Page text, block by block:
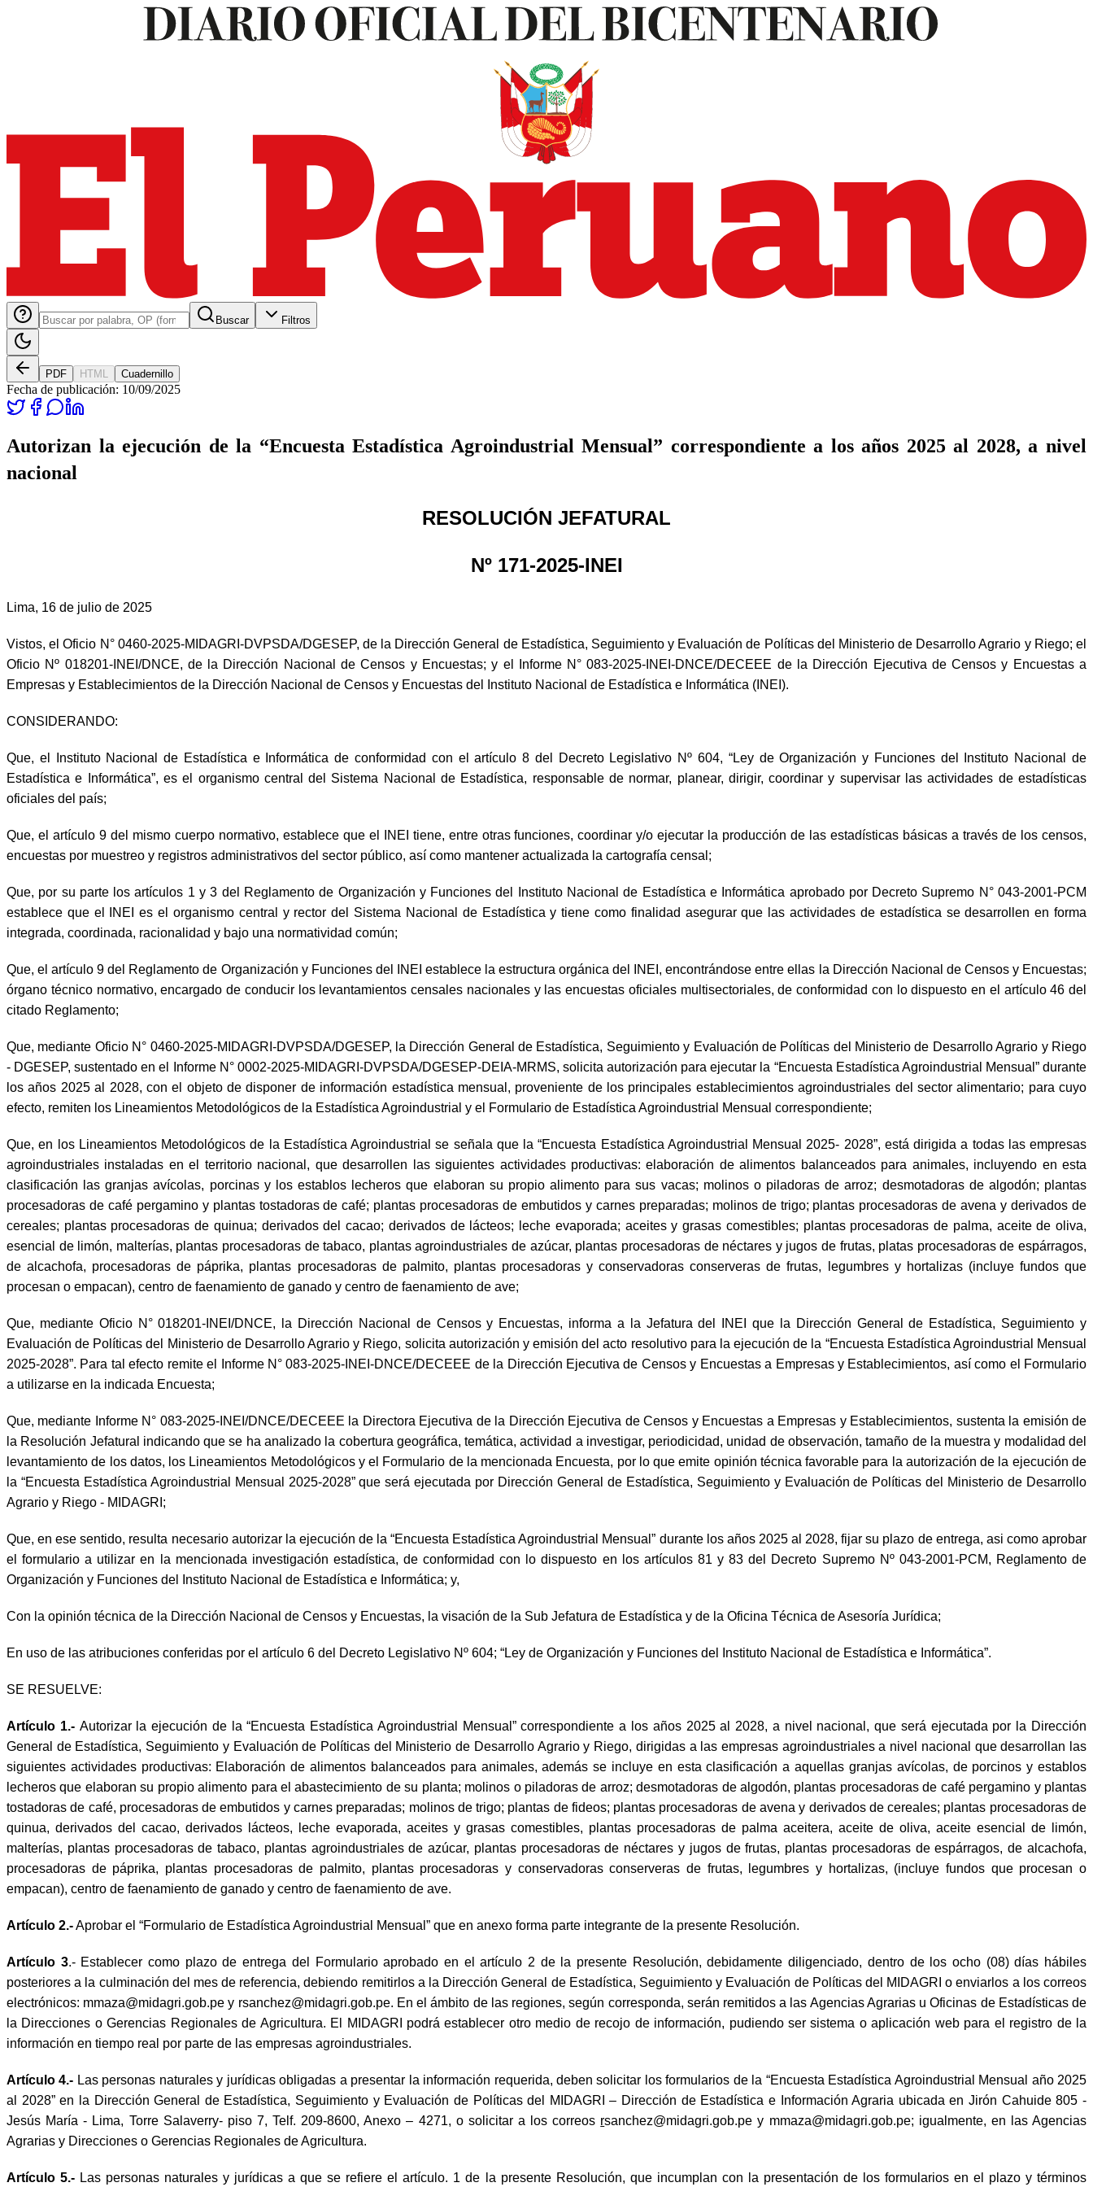
Buscar Filtros
PDF HTML Cuadernillo
Fecha de publicación: 10/09/2025
Autorizan la ejecución de la “Encuesta Estadística Agroindustrial Mensual” correspondiente a los años 2025 al 2028, a nivel
nacional
RESOLUCIÓN JEFATURAL
Nº 171-2025-INEI
Lima, 16 de julio de 2025
Vistos, el Oficio N° 0460-2025-MIDAGRI-DVPSDA/DGESEP, de la Dirección General de Estadística, Seguimiento y Evaluación de Políticas del Ministerio de Desarrollo Agrario y Riego; el
Oficio Nº 018201-INEI/DNCE, de la Dirección Nacional de Censos y Encuestas; y el Informe N° 083-2025-INEI-DNCE/DECEEE de la Dirección Ejecutiva de Censos y Encuestas a
Empresas y Establecimientos de la Dirección Nacional de Censos y Encuestas del Instituto Nacional de Estadística e Informática (INEI).
CONSIDERANDO:
Que, el Instituto Nacional de Estadística e Informática de conformidad con el artículo 8 del Decreto Legislativo Nº 604, “Ley de Organización y Funciones del Instituto Nacional de
Estadística e Informática”, es el organismo central del Sistema Nacional de Estadística, responsable de normar, planear, dirigir, coordinar y supervisar las actividades de estadísticas
oficiales del país;
Que, el artículo 9 del mismo cuerpo normativo, establece que el INEI tiene, entre otras funciones, coordinar y/o ejecutar la producción de las estadísticas básicas a través de los censos,
encuestas por muestreo y registros administrativos del sector público, así como mantener actualizada la cartografía censal;
Que, por su parte los artículos 1 y 3 del Reglamento de Organización y Funciones del Instituto Nacional de Estadística e Informática aprobado por Decreto Supremo N° 043-2001-PCM
establece que el INEI es el organismo central y rector del Sistema Nacional de Estadística y tiene como finalidad asegurar que las actividades de estadística se desarrollen en forma
integrada, coordinada, racionalidad y bajo una normatividad común;
Que, el artículo 9 del Reglamento de Organización y Funciones del INEI establece la estructura orgánica del INEI, encontrándose entre ellas la Dirección Nacional de Censos y Encuestas;
órgano técnico normativo, encargado de conducir los levantamientos censales nacionales y las encuestas oficiales multisectoriales, de conformidad con lo dispuesto en el artículo 46 del
citado Reglamento;
Que, mediante Oficio N° 0460-2025-MIDAGRI-DVPSDA/DGESEP, la Dirección General de Estadística, Seguimiento y Evaluación de Políticas del Ministerio de Desarrollo Agrario y Riego
- DGESEP, sustentado en el Informe N° 0002-2025-MIDAGRI-DVPSDA/DGESEP-DEIA-MRMS, solicita autorización para ejecutar la “Encuesta Estadística Agroindustrial Mensual” durante
los años 2025 al 2028, con el objeto de disponer de información estadística mensual, proveniente de los principales establecimientos agroindustriales del sector alimentario; para cuyo
efecto, remiten los Lineamientos Metodológicos de la Estadística Agroindustrial y el Formulario de Estadística Agroindustrial Mensual correspondiente;
Que, en los Lineamientos Metodológicos de la Estadística Agroindustrial se señala que la “Encuesta Estadística Agroindustrial Mensual 2025- 2028”, está dirigida a todas las empresas
agroindustriales instaladas en el territorio nacional, que desarrollen las siguientes actividades productivas: elaboración de alimentos balanceados para animales, incluyendo en esta
clasificación las granjas avícolas, porcinas y los establos lecheros que elaboran su propio alimento para sus vacas; molinos o piladoras de arroz; desmotadoras de algodón; plantas
procesadoras de café pergamino y plantas tostadoras de café; plantas procesadoras de embutidos y carnes preparadas; molinos de trigo; plantas procesadoras de avena y derivados de
cereales; plantas procesadoras de quinua; derivados del cacao; derivados de lácteos; leche evaporada; aceites y grasas comestibles; plantas procesadoras de palma, aceite de oliva,
esencial de limón, malterías, plantas procesadoras de tabaco, plantas agroindustriales de azúcar, plantas procesadoras de néctares y jugos de frutas, platas procesadoras de espárragos,
de alcachofa, procesadoras de páprika, plantas procesadoras de palmito, plantas procesadoras y conservadoras conserveras de frutas, legumbres y hortalizas (incluye fundos que
procesan o empacan), centro de faenamiento de ganado y centro de faenamiento de ave;
Que, mediante Oficio N° 018201-INEI/DNCE, la Dirección Nacional de Censos y Encuestas, informa a la Jefatura del INEI que la Dirección General de Estadística, Seguimiento y
Evaluación de Políticas del Ministerio de Desarrollo Agrario y Riego, solicita autorización y emisión del acto resolutivo para la ejecución de la “Encuesta Estadística Agroindustrial Mensual
2025-2028”. Para tal efecto remite el Informe N° 083-2025-INEI-DNCE/DECEEE de la Dirección Ejecutiva de Censos y Encuestas a Empresas y Establecimientos, así como el Formulario
a utilizarse en la indicada Encuesta;
Que, mediante Informe N° 083-2025-INEI/DNCE/DECEEE la Directora Ejecutiva de la Dirección Ejecutiva de Censos y Encuestas a Empresas y Establecimientos, sustenta la emisión de
la Resolución Jefatural indicando que se ha analizado la cobertura geográfica, temática, actividad a investigar, periodicidad, unidad de observación, tamaño de la muestra y modalidad del
levantamiento de los datos, los Lineamientos Metodológicos y el Formulario de la mencionada Encuesta, por lo que emite opinión técnica favorable para la autorización de la ejecución de
la “Encuesta Estadística Agroindustrial Mensual 2025-2028” que será ejecutada por Dirección General de Estadística, Seguimiento y Evaluación de Políticas del Ministerio de Desarrollo
Agrario y Riego - MIDAGRI;
Que, en ese sentido, resulta necesario autorizar la ejecución de la “Encuesta Estadística Agroindustrial Mensual” durante los años 2025 al 2028, fijar su plazo de entrega, asi como aprobar
el formulario a utilizar en la mencionada investigación estadística, de conformidad con lo dispuesto en los artículos 81 y 83 del Decreto Supremo Nº 043-2001-PCM, Reglamento de
Organización y Funciones del Instituto Nacional de Estadística e Informática; y,
Con la opinión técnica de la Dirección Nacional de Censos y Encuestas, la visación de la Sub Jefatura de Estadística y de la Oficina Técnica de Asesoría Jurídica;
En uso de las atribuciones conferidas por el artículo 6 del Decreto Legislativo Nº 604; “Ley de Organización y Funciones del Instituto Nacional de Estadística e Informática”.
SE RESUELVE:
Artículo 1.- Autorizar la ejecución de la “Encuesta Estadística Agroindustrial Mensual” correspondiente a los años 2025 al 2028, a nivel nacional, que será ejecutada por la Dirección
General de Estadística, Seguimiento y Evaluación de Políticas del Ministerio de Desarrollo Agrario y Riego, dirigidas a las empresas agroindustriales a nivel nacional que desarrollan las
siguientes actividades productivas: Elaboración de alimentos balanceados para animales, además se incluye en esta clasificación a aquellas granjas avícolas, de porcinos y establos
lecheros que elaboran su propio alimento para el abastecimiento de su planta; molinos o piladoras de arroz; desmotadoras de algodón, plantas procesadoras de café pergamino y plantas
tostadoras de café, procesadoras de embutidos y carnes preparadas; molinos de trigo; plantas de fideos; plantas procesadoras de avena y derivados de cereales; plantas procesadoras de
quinua, derivados del cacao, derivados lácteos, leche evaporada, aceites y grasas comestibles, plantas procesadoras de palma aceitera, aceite de oliva, aceite esencial de limón,
malterías, plantas procesadoras de tabaco, plantas agroindustriales de azúcar, plantas procesadoras de néctares y jugos de frutas, plantas procesadoras de espárragos, de alcachofa,
procesadoras de páprika, plantas procesadoras de palmito, plantas procesadoras y conservadoras conserveras de frutas, legumbres y hortalizas, (incluye fundos que procesan o
empacan), centro de faenamiento de ganado y centro de faenamiento de ave.
Artículo 2.-Aprobar el “Formulario de Estadística Agroindustrial Mensual” que en anexo forma parte integrante de la presente Resolución.
Artículo 3.- Establecer como plazo de entrega del Formulario aprobado en el artículo 2 de la presente Resolución, debidamente diligenciado, dentro de los ocho (08) días hábiles
posteriores a la culminación del mes de referencia, debiendo remitirlos a la Dirección General de Estadística, Seguimiento y Evaluación de Políticas del MIDAGRI o enviarlos a los correos
electrónicos: mmaza@midagri.gob.pe y rsanchez@midagri.gob.pe. En el ámbito de las regiones, según corresponda, serán remitidos a las Agencias Agrarias u Oficinas de Estadísticas de
la Direcciones o Gerencias Regionales de Agricultura. El MIDAGRI podrá establecer otro medio de recojo de información, pudiendo ser sistema o aplicación web para el registro de la
información en tiempo real por parte de las empresas agroindustriales.
Artículo 4.- Las personas naturales y jurídicas obligadas a presentar la información requerida, deben solicitar los formularios de la “Encuesta Estadística Agroindustrial Mensual año 2025
al 2028” en la Dirección General de Estadística, Seguimiento y Evaluación de Políticas del MIDAGRI – Dirección de Estadística e Información Agraria ubicada en Jirón Cahuide 805 -
Jesús María - Lima, Torre Salaverry- piso 7, Telf. 209-8600, Anexo – 4271, o solicitar a los correos rsanchez@midagri.gob.pe y mmaza@midagri.gob.pe; igualmente, en las Agencias
Agrarias y Direcciones o Gerencias Regionales de Agricultura.
Artículo 5.- Las personas naturales y jurídicas a que se refiere el artículo. 1 de la presente Resolución, que incumplan con la presentación de los formularios en el plazo y términos